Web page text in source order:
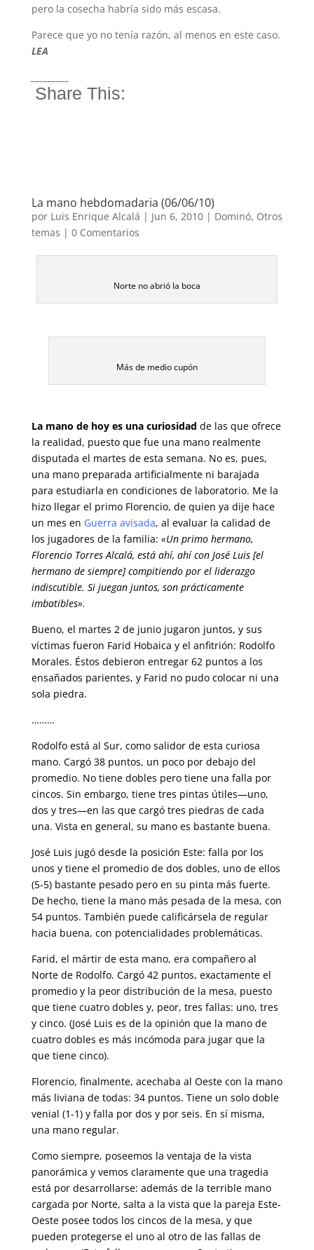
pero la cosecha habría sido más escasa.
Parece que yo no tenía razón, al menos en este caso.
LEA
Share This:
La mano hebdomadaria (06/06/10)
por Luis Enrique Alcalá | Jun 6, 2010| Dominó, Otros
temas | 0 Comentarios
Norte no abrió la boca
Más de medio cupón
La mano de hoy es una curiosidad de las que ofrece
la realidad, puesto que fue una mano realmente
disputada el martes de esta semana. No es, pues,
una mano preparada artificialmente ni barajada
para estudiarla en condiciones de laboratorio. Me la
hizo llegar el primo Florencio, de quien ya dije hace
un mes en Guerra avisada, al evaluar la calidad de
los jugadores de la familia: «Un primo hermano,
Florencio Torres Alcalá, está ahí, ahí con José Luis [el
hermano de siempre] compitiendo por el liderazgo
indiscutible. Si juegan juntos, son prácticamente
imbatibles».
Bueno, el martes 2 de junio jugaron juntos, y sus
víctimas fueron Farid Hobaica y el anfitrión: Rodolfo
Morales. Éstos debieron entregar 62 puntos a los
ensañados parientes, y Farid no pudo colocar ni una
sola piedra.
………
Rodolfo está al Sur, como salidor de esta curiosa
mano. Cargó 38 puntos, un poco por debajo del
promedio. No tiene dobles pero tiene una falla por
cincos. Sin embargo, tiene tres pintas útiles—uno,
dos y tres—en las que cargó tres piedras de cada
una. Vista en general, su mano es bastante buena.
José Luis jugó desde la posición Este: falla por los
unos y tiene el promedio de dos dobles, uno de ellos
(5-5) bastante pesado pero en su pinta más fuerte.
De hecho, tiene la mano más pesada de la mesa, con
54 puntos. También puede calificársela de regular
hacia buena, con potencialidades problemáticas.
Farid, el mártir de esta mano, era compañero al
Norte de Rodolfo. Cargó 42 puntos, exactamente el
promedio y la peor distribución de la mesa, puesto
que tiene cuatro dobles y, peor, tres fallas: uno, tres
y cinco. (José Luis es de la opinión que la mano de
cuatro dobles es más incómoda para jugar que la
que tiene cinco).
Florencio, finalmente, acechaba al Oeste con la mano
más liviana de todas: 34 puntos. Tiene un solo doble
venial (1-1) y falla por dos y por seis. En sí misma,
una mano regular.
Como siempre, poseemos la ventaja de la vista
panorámica y vemos claramente que una tragedia
está por desarrollarse: además de la terrible mano
cargada por Norte, salta a la vista que la pareja Este-
Oeste posee todos los cincos de la mesa, y que
pueden protegerse el uno al otro de las fallas de